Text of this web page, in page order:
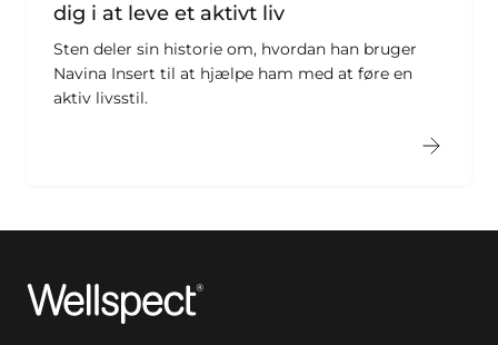
dig i at leve et aktivt liv
Sten deler sin historie om, hvordan han bruger
Navina Insert til at hjælpe ham med at føre en
aktiv livsstil.
Wellspect